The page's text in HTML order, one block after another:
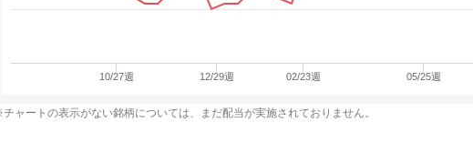
10/27週 12/29週 02/23週 05/25週
ャートの表示がない銘柄については、まだ配当が実施されておりません。